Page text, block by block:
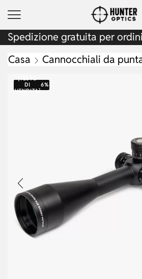
Spedizione gratuita per
Casa
Cannocchiali da
{TESTO
DI
VENDITA}
6%